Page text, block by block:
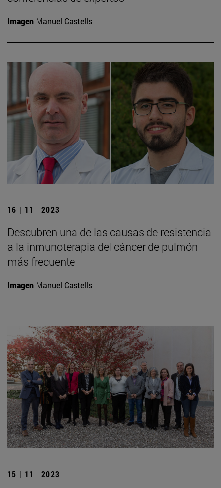
Imagen Manuel Castells
16 | 11 | 2023
Descubren una de las causas de resistencia
a la inmunoterapia del cáncer de pulmón
más frecuente
Imagen Manuel Castells
15 | 11 | 2023